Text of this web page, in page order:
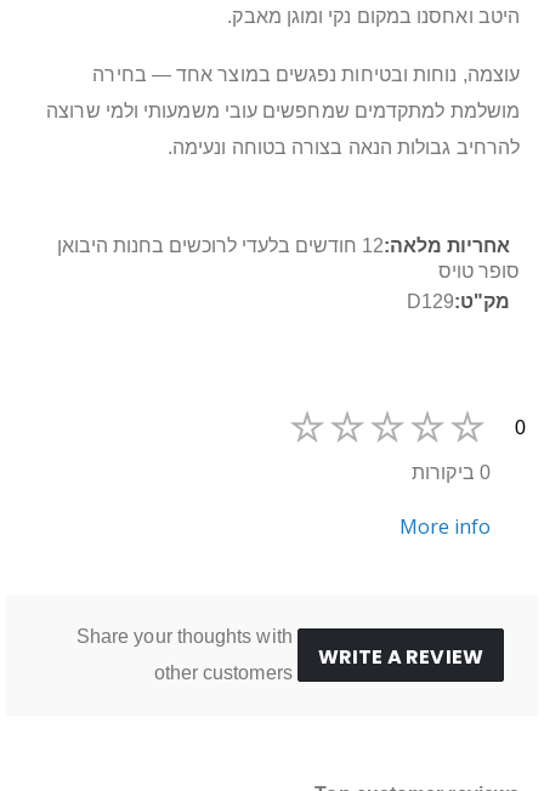
היטב ואחסנו במקום נקי ומוגן מאבק.
עוצמה, נוחות ובטיחות נפגשים במוצר אחד — בחירה
מושלמת למתקדמים שמחפשים עובי משמעותי ולמי שרוצה
להרחיב גבולות הנאה בצורה בטוחה ונעימה.
מידע
נוסף
12 חודשים בלעדי לרוכשים בחנות היבואן
סופר טויס
D129
0
0 ביקורות
More info
WRITE A REVIEW
Share your thoughts with
other customers